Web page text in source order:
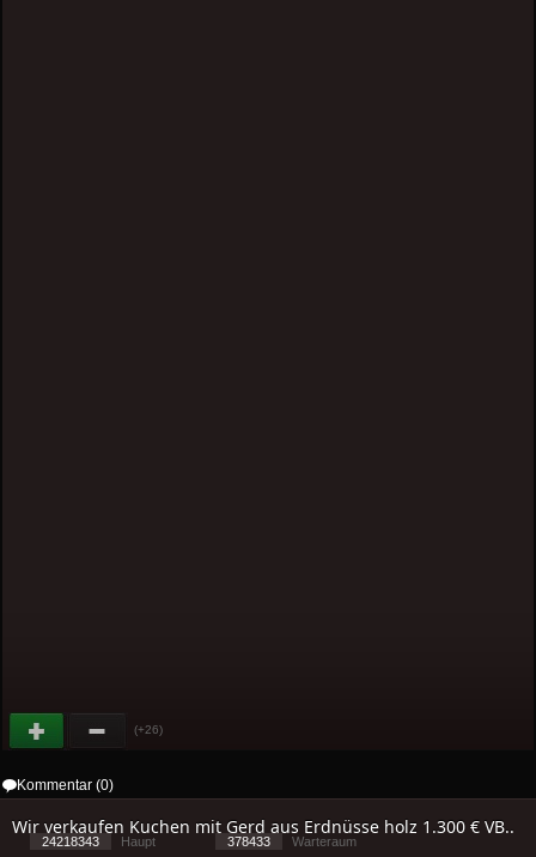
(+26)
Kommentar (0)
Wir verkaufen Kuchen mit Gerd aus Erdnüsse holz 1.300 € VB..
24218343 Haupt 378433
Warteraum